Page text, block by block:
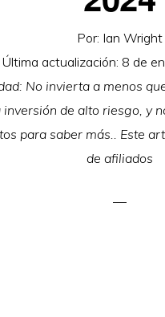
Por: Ian Wright
Última actualización: 8 de
No invierta a menos
de alto riesgo, y
para saber más.. Este
de afiliados